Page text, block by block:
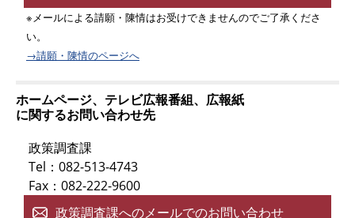
※メールによる請願・陳情はお受けできませんのでご了承くださ
い。
→請願・陳情のページへ
ホームページ、テレビ広報番組、広報紙
に関するお問い合わせ先
政策調査課
Tel：082-513-4743
Fax：082-222-9600
政策調査課へのメールでのお問い合わせ